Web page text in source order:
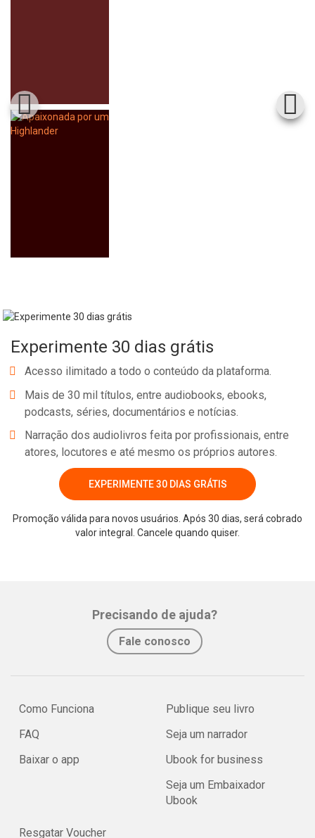
Experimente 30 dias grátis
Acesso ilimitado a todo o conteúdo da plataforma.
Mais de 30 mil títulos, entre audiobooks, ebooks,
podcasts, séries, documentários e notícias.
Narração dos audiolivros feita por profissionais, entre
atores, locutores e até mesmo os próprios autores.
EXPERIMENTE 30 DIAS GRÁTIS
Promoção válida para novos usuários. Após 30 dias, será cobrado
valor integral. Cancele quando quiser.
Precisando de ajuda?
Fale conosco
Como Funciona
FAQ
Baixar o app
Publique seu livro
Seja um narrador
Ubook for business
Seja um Embaixador
Ubook
Resgatar Voucher